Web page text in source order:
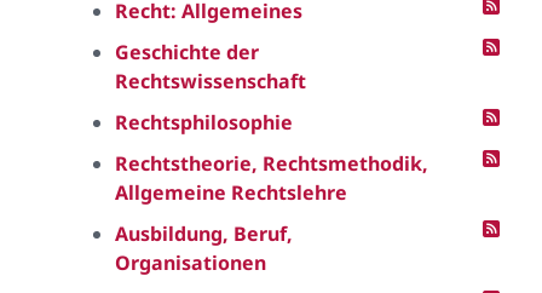
Recht: Allgemeines
Geschichte der
Rechtswissenschaft
Rechtsphilosophie
Rechtstheorie, Rechtsmethodik,
Allgemeine Rechtslehre
Ausbildung, Beruf,
Organisationen